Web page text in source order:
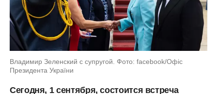
Владимир Зеленский с супругой. Фото: facebook/Офіс
Президента України
Сегодня, 1 сентября, состоится встреча